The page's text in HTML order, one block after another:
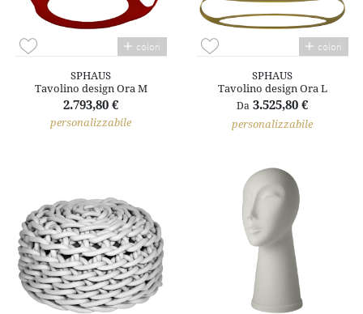
colori
SPHAUS
Tavolino design Ora M
2.793,80 €
personalizzabile
colori
SPHAUS
Tavolino design Ora L
Da 3.525,80 €
personalizzabile